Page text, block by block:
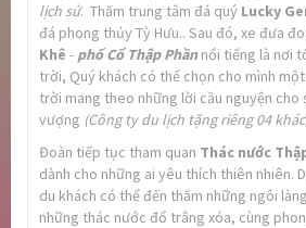
lịch sử. Thăm trung tâm đá quý Lucky
đá phong thủy Tỳ Hưu.. Sau đó, xe đưa
Khê - phố Cổ Thập Phầnnổi tiếng là nơi
trời, Quý khách có thể chọn cho mình
trời mang theo những lời cầu nguyện cho
vượng (Công ty du lịch tặng riêng 04
Đoàn tiếp tục tham quan Thác nước
dành cho những ai yêu thích thiên nhiên.
du khách có thể đến thăm những ngôi
những thác nước đổ trắng xóa, cùng